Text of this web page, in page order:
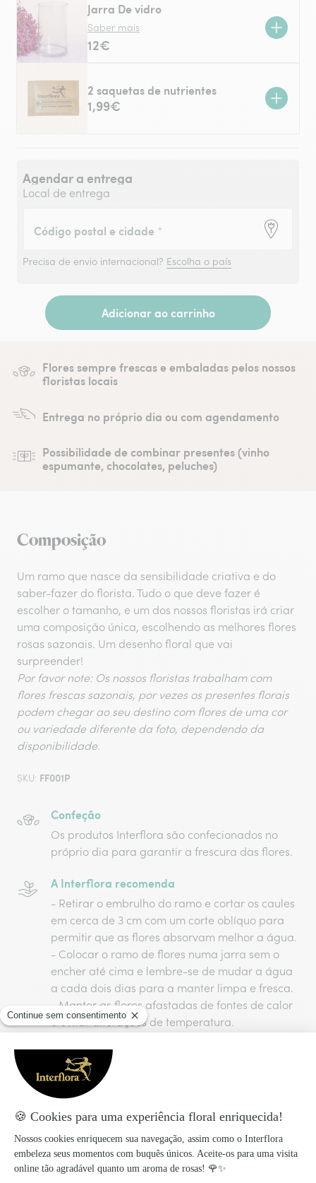
Jarra De vidro
Saber mais
12€
2 saquetas de nutrientes
1,99€
Agendar a entrega
Local de entrega
Código postal e cidade *
Precisa de envio internacional? Escolha o país
Adicionar ao carrinho
Flores sempre frescas e embaladas pelos nossos
floristas locais
Entrega no próprio dia ou com agendamento
Possibilidade de combinar presentes (vinho
espumante, chocolates, peluches)
Composição
Um ramo que nasce da sensibilidade criativa e do
saber-fazer do florista. Tudo o que deve fazer é
escolher o tamanho, e um dos nossos floristas irá criar
uma composição única, escolhendo as melhores flores
rosas sazonais. Um desenho floral que vai
surpreender!
Por favor note: Os nossos floristas trabalham com
flores frescas sazonais, por vezes os presentes florais
podem chegar ao seu destino com flores de uma cor
ou variedade diferente da foto, dependendo da
disponibilidade.
SKU: FF001P
Confeção
Os produtos Interflora são confecionados no
próprio dia para garantir a frescura das flores.
A Interflora recomenda
- Retirar o embrulho do ramo e cortar os caules
em cerca de 3 cm com um corte oblíquo para
permitir que as flores absorvam melhor a água.
- Colocar o ramo de flores numa jarra sem o
encher até cima e lembre-se de mudar a água
a cada dois dias para a manter limpa e fresca.
- Manter as flores afastadas de fontes de calor
e evitar alterações de temperatura.
etileno produzido irá afetar o amadurecimento
das flores.
Preparado com amor, entregue com
carinho!